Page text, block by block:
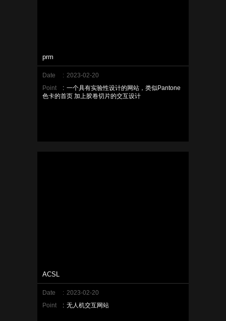
prm
Date : 2023-02-20
Point
: 一个具有实验性设计的网站，类似Pantone
色卡的首页 加上胶卷切片的交互设计
ACSL
Date : 2023-02-20
Point
: 无人机交互网站